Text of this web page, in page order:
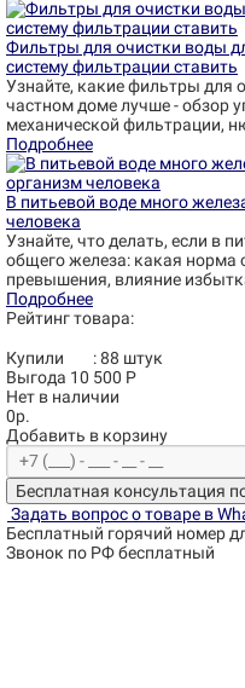
Фильтры для очистки воды
систему фильтрации ставить
Узнайте, какие фильтры для
частном доме лучше - обзор
механической фильтрации,
Подробнее
В питьевой воде много
человека
Узнайте, что делать, если в
общего железа: какая норма
превышения, влияние
Подробнее
Рейтинг товара:
Купили :88 штук
Выгода 10 500 Р
Нет в наличии
0р.
Добавить в корзину
Бесплатная консультация
Задать вопрос о товаре в
Бесплатный горячий номер
Звонок по РФ бесплатный